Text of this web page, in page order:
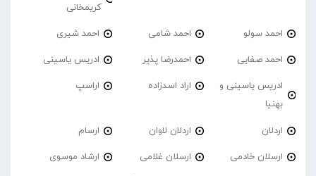
کریمخانی
احمد سولو احمد شامی احمد شیری
احمد صفایی احمدرضا پذیر ادریس یاسینی
ادریس یاسینی و
بهنیا
اراد اسدزاده اراسپ
اردلان اردلان لاوان ارسام
ارسلان خادمی ارسلان غلامی ارشاد موسوی